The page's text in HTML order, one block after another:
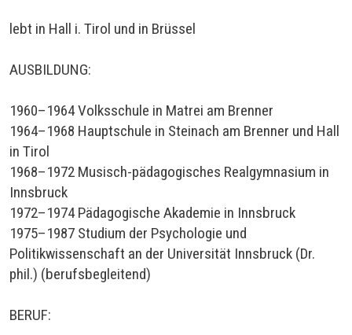
lebt in Hall i. Tirol und in Brüssel
AUSBILDUNG:
1960–1964 Volksschule in Matrei am Brenner
1964–1968 Hauptschule in Steinach am Brenner und Hall
in Tirol
1968–1972 Musisch-pädagogisches Realgymnasium in
Innsbruck
1972–1974 Pädagogische Akademie in Innsbruck
1975–1987 Studium der Psychologie und
Politikwissenschaft an der Universität Innsbruck (Dr.
phil.) (berufsbegleitend)
BERUF: